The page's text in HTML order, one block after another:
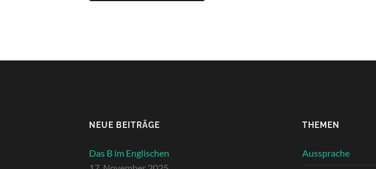
NEUE BEITRÄGE
Das B im Englischen
THEMEN
Aussprache